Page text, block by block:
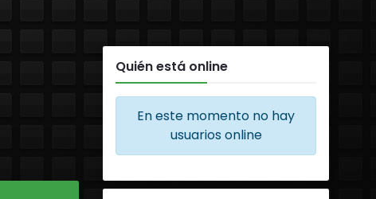
Quién está online
En este momento no hay
usuarios online